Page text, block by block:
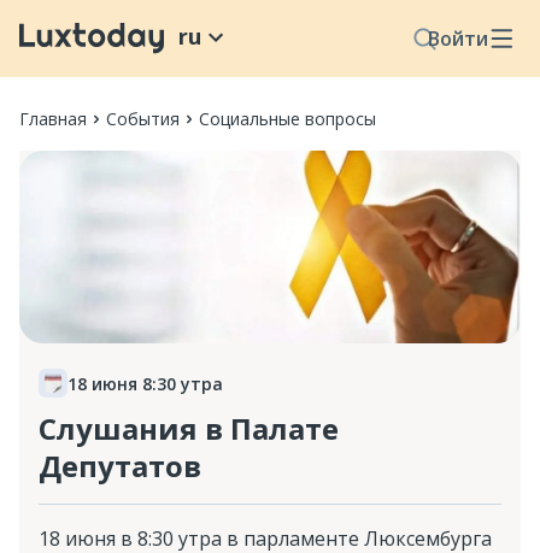
Войти
ru
Главная События Социальные вопросы
18 июня 8:30 утра
Слушания в Палате
Депутатов
18 июня в 8:30 утра в парламенте Люксембурга